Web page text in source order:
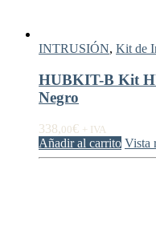
INTRUSIÓN, Kit de
HUBKIT-B Kit
Negro
338,00€ + IVA
Añadir al carrito Vista